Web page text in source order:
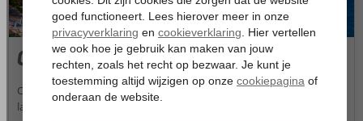
Corfu
Corfu is een bergachtig eiland in Griekenland met groene
landschappen, gouden zandstranden, helderblauw zeewater,